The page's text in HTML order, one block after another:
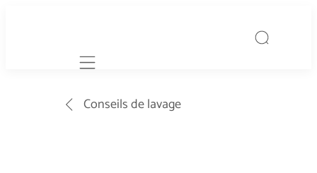
Mobile navigation
Conseils de lavage